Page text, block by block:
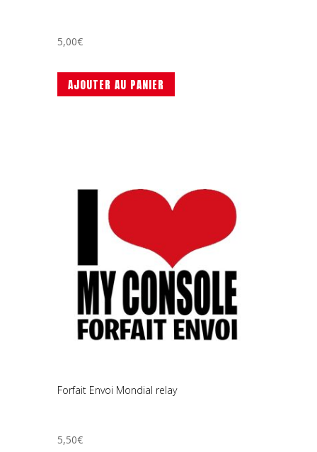
5,00€
AJOUTER AU PANIER
Forfait Envoi Mondial relay
5,50€